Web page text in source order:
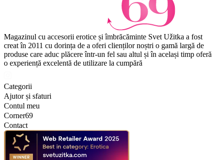
Magazinul cu accesorii erotice și îmbrăcăminte Svet Užitka a fost
creat în 2011 cu dorința de a oferi clienților noștri o gamă largă de
produse care aduc plăcere într-un fel sau altul și în același timp oferă
o experiență excelentă de utilizare la cumpără
Categorii
Ajutor și sfaturi
Contul meu
Corner69
Contact